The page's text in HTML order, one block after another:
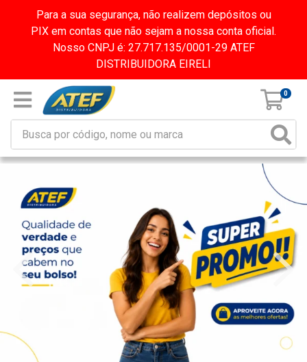
Para a sua segurança, não realizem depósitos ou
PIX em contas que não sejam a nossa conta oficial.
Nosso CNPJ é: 27.717.135/0001-29 ATEF
DISTRIBUIDORA EIRELI
0